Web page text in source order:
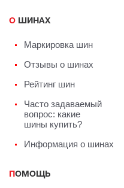
О ШИНАХ
Маркировка шин
Отзывы о шинах
Рейтинг шин
Часто задаваемый
вопрос: какие
шины купить?
Информация о шинах
ПОМОЩЬ